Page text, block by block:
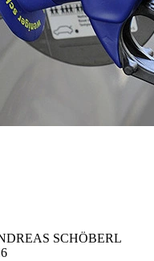
SCHÖBERL